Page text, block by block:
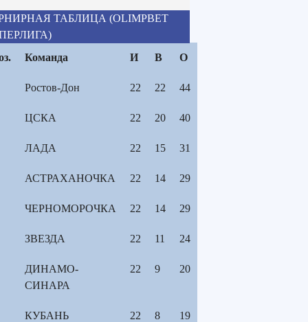
ТАБЛИЦА (OLIMPBET
Команда И В О
Ростов-Дон 22 22 44
ЦСКА 22 20 40
ЛАДА 22 15 31
АСТРАХАНОЧКА 22 14 29
ЧЕРНОМОРОЧКА 22 14 29
ЗВЕЗДА 22 11 24
ДИНАМО-
СИНАРА
22 9 20
КУБАНЬ 22 8 19